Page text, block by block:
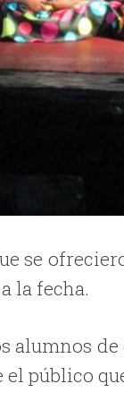
se
la fecha.
alumnos
público